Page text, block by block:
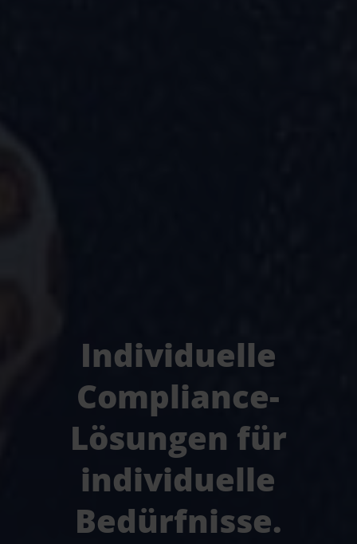
Individuelle
Compliance-
Lösungen für
individuelle
Bedürfnisse.